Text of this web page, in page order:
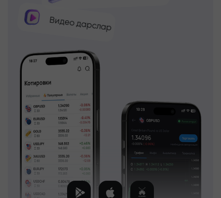
Видео дарслар